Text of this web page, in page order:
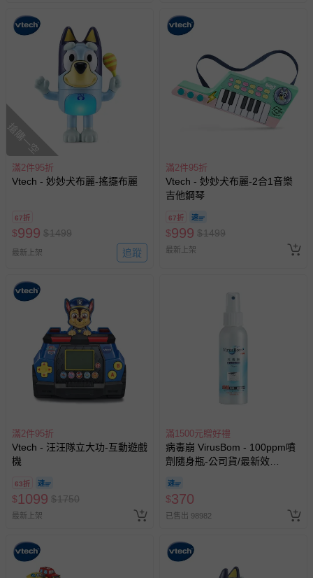
預購商品：預購為海外同步代購，遇缺貨即會通知媽咪並協
助取消退款事宜。
商品如因「價格、組合」等錯誤原因，導致無法安排出貨，
會主動以簡訊及mail通知訂單取消事宜，並將提供適當補
償。
搶購一空
滿2件95折
Vtech - 妙妙犬布麗-搖擺布麗
67折
$999 $1499
最新上架 追蹤
滿2件95折
Vtech - 妙妙犬布麗-2合1音樂
吉他鋼琴
67折
$999 $1499
最新上架
滿2件95折
Vtech - 汪汪隊立大功-互動遊戲
機
63折
$1099 $1750
最新上架
滿1500元贈好禮
病毒崩 VirusBom - 100ppm噴
劑隨身瓶-公司貨/最新效
$370
已售出 98982